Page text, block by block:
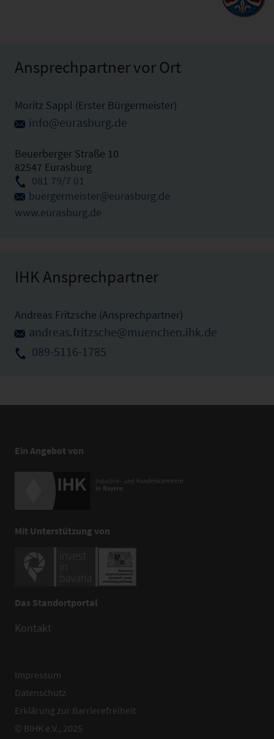
Ansprechpartner vor Ort
Moritz Sappl (Erster Bürgermeister)
info@eurasburg.de
Beuerberger Straße 10
82547 Eurasburg
081 79/7 01
buergermeister@eurasburg.de
www.eurasburg.de
IHK Ansprechpartner
Andreas Fritzsche (Ansprechpartner)
andreas.fritzsche@muenchen.ihk.de
089-5116-1785
Ein Angebot von
Mit Unterstützung von
Das Standortportal
Kontakt
Impressum
Datenschutz
Erklärung zur Barrierefreiheit
© BIHK e.V., 2025